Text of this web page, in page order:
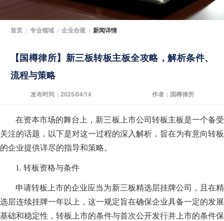
首页 / 专业领域 / 企业合规 / 新闻详情
【国樽律所】新三板转板主板全攻略，解析条件、
流程与策略
发布时间：2025/04/14 作者：国樽律所
在资本市场的舞台上，新三板上市公司转板主板是一个备受
关注的话题，以下是对这一过程的深入解析，旨在为有意向转板
的企业提供详尽的指导和策略。
1. 转板资格与条件
申请转板上市的企业应当为新三板精选层挂牌公司，且在精
选层连续挂牌一年以上，这一规定旨在确保企业具备一定的发展
基础和稳定性，转板上市的条件与首次公开发行并上市的条件保